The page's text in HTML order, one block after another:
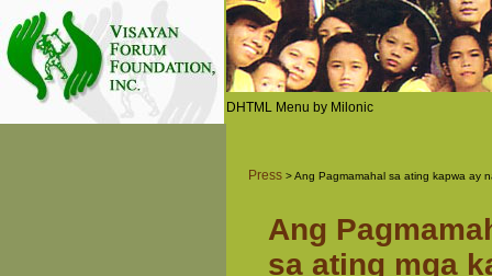
DHTML Menu by Milonic
Press > Ang Pagmamahal sa ating kapwa ay
Ang
sa ating mga